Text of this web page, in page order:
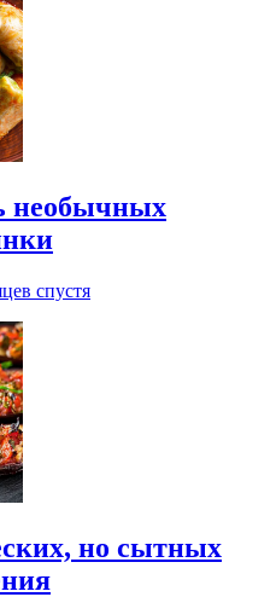
необычных
спустя
но сытных